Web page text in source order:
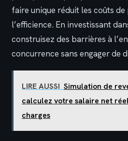
faire unique réduit les coûts
l’efficience. En investissant
construisez des barrières à
concurrence sans engager de
LIRE AUSSI Simulation de
calculez votre salaire net
charges